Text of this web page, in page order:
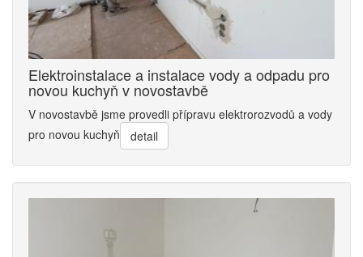
Elektroinstalace a instalace vody a odpadu pro
novou kuchyň v novostavbě
V novostavbě jsme provedli přípravu elektrorozvodů a vody
pro novou kuchyň
detail